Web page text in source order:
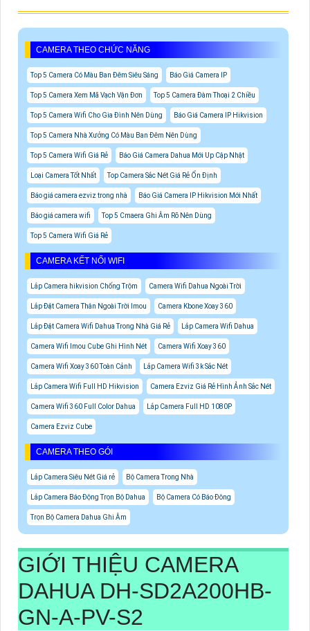
CAMERA THEO CHỨC NĂNG
Top 5 Camera Có Màu Ban Đêm Siêu Sáng Báo Giá Camera IP
Top 5 Camera Xem Mã Vạch Vận Đơn Top 5 Camera Đàm Thoại 2 Chiều
Top 5 Camera Wifi Cho Gia Đình Nên Dùng Báo Giá Camera IP Hikvision
Top 5 Camera Nhà Xưởng Có Màu Ban Đêm Nên Dùng
Top 5 Camera Wifi Giá Rẻ Báo Giá Camera Dahua Mới Up Cập Nhật
Loại Camera Tốt Nhất Top Camera Sắc Nét Giá Rẻ Ổn Định
Báo giá camera ezviz trong nhà Báo Giá Camera IP Hikvision Mới Nhất
Báo giá camera wifi Top 5 Cmaera Ghi Âm Rõ Nên Dùng
Top 5 Camera Wifi Giá Rẻ
CAMERA KẾT NỐI WIFI
Lắp Camera hikvision Chống Trộm Camera Wifi Dahua Ngoài Trời
Lắp Đặt Camera Thân Ngoài Trời Imou Camera Kbone Xoay 360
Lắp Đặt Camera Wifi Dahua Trong Nhà Giá Rẻ Lắp Camera Wifi Dahua
Camera Wifi Imou Cube Ghi Hình Nét Camera Wifi Xoay 360
Camera Wifi Xoay 360 Toàn Cảnh Lắp Camera Wifi 3k Sắc Nét
Lắp Camera Wifi Full HD Hikvision Camera Ezviz Giá Rẻ Hình Ảnh Sắc Nét
Camera Wifi 360 Full Color Dahua Lắp Camera Full HD 1080P
Camera Ezviz Cube
CAMERA THEO GÓI
Lắp Camera Siêu Nét Giá rẻ Bộ Camera Trong Nhà
Lắp Camera Báo Động Trọn Bộ Dahua Bộ Camera Có Báo Đông
Trọn Bộ Camera Dahua Ghi Âm
GIỚI THIỆU CAMERA
DAHUA DH-SD2A200HB-
GN-A-PV-S2